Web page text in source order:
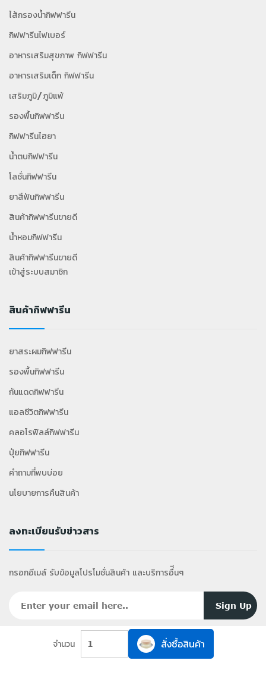
ไส้กรองน้ำกิฟฟารีน
กิฟฟารีนไฟเบอร์
อาหารเสริมสุขภาพ กิฟฟารีน
อาหารเสริมเด็ก กิฟฟารีน
เสริมภูมิ/ภูมิแพ้
รองพื้นกิฟฟารีน
กิฟฟารีนไฮยา
น้ำตบกิฟฟารีน
โลชั่นกิฟฟารีน
ยาสีฟันกิฟฟารีน
สินค้ากิฟฟารีนขายดี
น้ำหอมกิฟฟารีน
สินค้ากิฟฟารีนขายดี
เข้าสู่ระบบสมาชิก
สินค้ากิฟฟารีน
ยาสระผมกิฟฟารีน
รองพื้นกิฟฟารีน
กันแดดกิฟฟารีน
แอลซีวิตกิฟฟารีน
คลอโรฟิลล์กิฟฟารีน
ปุ๋ยกิฟฟารีน
คำถามที่พบบ่อย
นโยบายการคืนสินค้า
ลงทะเบียนรับข่าวสาร
กรอกอีเมล์ รับข้อมูลโปรโมชั่นสินค้า และบริการอื่ีนๆ
จำนวน 1 สั่งซื้อสินค้า